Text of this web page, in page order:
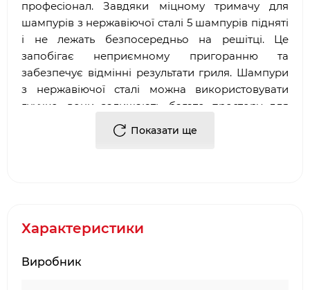
професіонал. Завдяки міцному тримачу для
шампурів з нержавіючої сталі 5 шампурів підняті
і не лежать безпосередньо на решітці. Це
запобігає неприємному пригоранню та
забезпечує відмінні результати гриля. Шампури
з нержавіючої сталі можна використовувати
гнучко, вони залишають багато простору для
творчості та дуже цікаві у використанні.
Розмір 4 x 40 x 23 см
Показати ще
Характеристики
Виробник